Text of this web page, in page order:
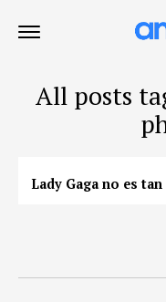
All posts
Lady Gaga no es